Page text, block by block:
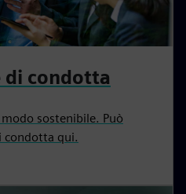
di condotta
sostenibile. Può
condotta qui.